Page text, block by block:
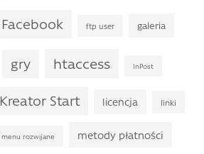
Facebook ftp user galeria
gry htaccess InPost
Kreator Start licencja linki
menu rozwijane metody płatności